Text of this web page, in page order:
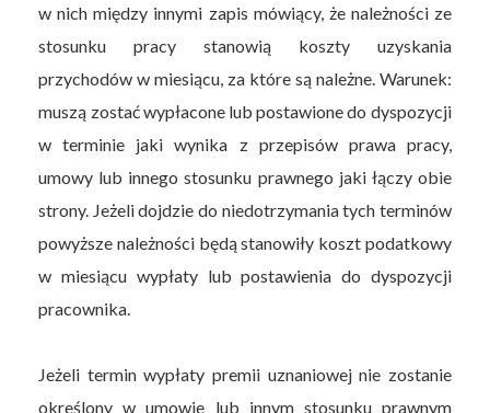
w nich między innymi zapis mówiący, że należności ze
stosunku pracy stanowią koszty uzyskania
przychodów w miesiącu, za które są należne. Warunek:
muszą zostać wypłacone lub postawione do dyspozycji
w terminie jaki wynika z przepisów prawa pracy,
umowy lub innego stosunku prawnego jaki łączy obie
strony. Jeżeli dojdzie do niedotrzymania tych terminów
powyższe należności będą stanowiły koszt podatkowy
w miesiącu wypłaty lub postawienia do dyspozycji
pracownika.
Jeżeli termin wypłaty premii uznaniowej nie zostanie
określony w umowie lub innym stosunku prawnym